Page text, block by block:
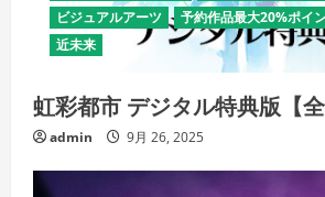
ビジュアルアーツ
予約作品最大20%ポイ
近未来
虹彩都市 デジタル特典版【全
admin 9月 26, 2025